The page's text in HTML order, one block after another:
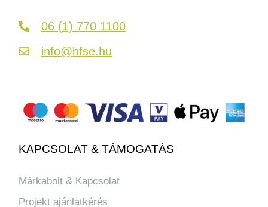
06 (1) 770 1100
info@hfse.hu
KAPCSOLAT & TÁMOGATÁS
Márkabolt & Kapcsolat
Projekt ajánlatkérés